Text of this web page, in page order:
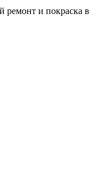
ремонт и покраска в